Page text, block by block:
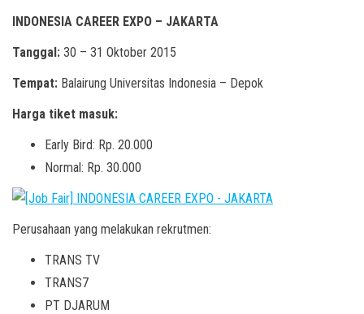
INDONESIA CAREER EXPO – JAKARTA
Tanggal: 30 – 31 Oktober 2015
Tempat: Balairung Universitas Indonesia – Depok
Harga tiket masuk:
Early Bird: Rp. 20.000
Normal: Rp. 30.000
Perusahaan yang melakukan rekrutmen:
TRANS TV
TRANS7
PT DJARUM